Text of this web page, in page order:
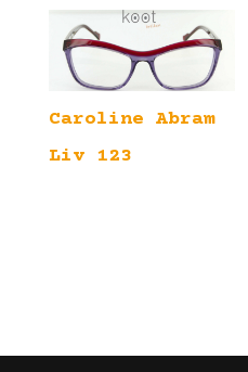
Caroline Abram
Liv 123